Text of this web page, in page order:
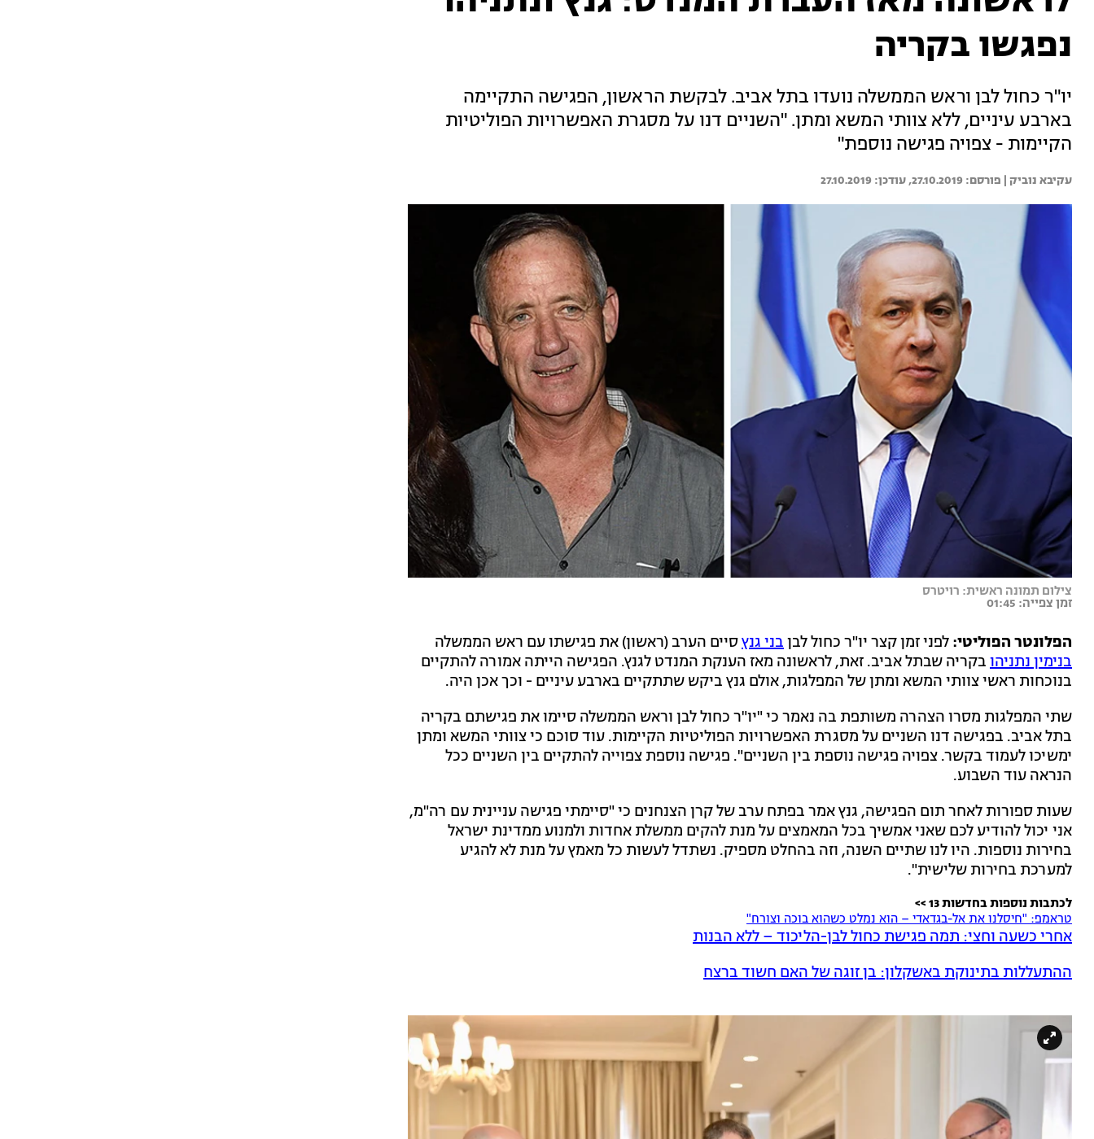
נפגשו בקריה
יו"ר כחול לבן וראש הממשלה נועדו בתל אביב. לבקשת הראשון, הפגישה התקיימה
בארבע עיניים, ללא צוותי המשא ומתן. "השניים דנו על מסגרת האפשרויות הפוליטיות
הקיימות - צפויה פגישה נוספת"
עקיבא נוביק | 27.10.2019
27.10.2019
צילום תמונה ראשית: רויטרס
זמן צפייה: 01:45
הפלונטר הפוליטי: לפני זמן קצר יו"ר כחול לבןבני גנץסיים הערב (ראשון) את פגישתו עם ראש הממשלה
בנימין נתניהו בקריה שבתל אביב. זאת, לראשונה מאז הענקת המנדט לגנץ. הפגישה הייתה אמורה להתקיים
בנוכחות ראשי צוותי המשא ומתן של המפלגות, אולם גנץ ביקש שתתקיים בארבע עיניים - וכך אכן היה.
שתי המפלגות מסרו הצהרה משותפת בה נאמר כי "יו"ר כחול לבן וראש הממשלה סיימו את פגישתם בקריה
בתל אביב. בפגישה דנו השניים על מסגרת האפשרויות הפוליטיות הקיימות. עוד סוכם כי צוותי המשא ומתן
ימשיכו לעמוד בקשר. צפויה פגישה נוספת בין השניים". פגישה נוספת צפוייה להתקיים בין השניים ככל
הנראה עוד השבוע.
שעות ספורות לאחר תום הפגישה, גנץ אמר בפתח ערב של קרן הצנחנים כי "סיימתי פגישה עניינית עם רה"מ,
אני יכול להודיע לכם שאני אמשיך בכל המאמצים על מנת להקים ממשלת אחדות ולמנוע ממדינת ישראל
בחירות נוספות. היו לנו שתיים השנה, וזה בהחלט מספיק. נשתדל לעשות כל מאמץ על מנת לא להגיע
למערכת בחירות שלישית".
לכתבות נוספות בחדשות 13 >>
טראמפ: "חיסלנו את אל-בגדאדי – הוא נמלט כשהוא בוכה וצורח"
אחרי כשעה וחצי: תמה פגישת כחול לבן-הליכוד – ללא הבנות
ההתעללות בתינוקת באשקלון: בן זוגה של האם חשוד ברצח